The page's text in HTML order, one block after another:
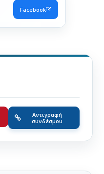
Facebook
Αντιγραφή
συνδέσμου